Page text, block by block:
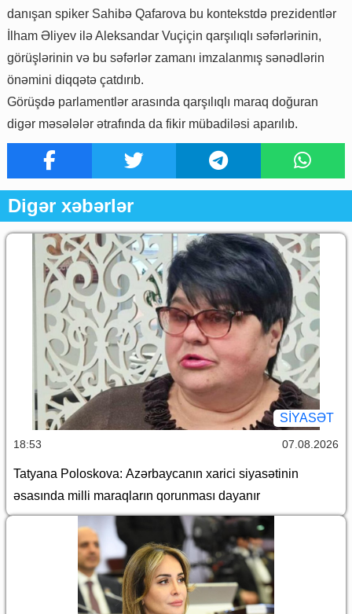
danışan spiker Sahibə Qafarova bu kontekstdə prezidentlər
İlham Əliyev ilə Aleksandar Vuçiçin qarşılıqlı səfərlərinin,
görüşlərinin və bu səfərlər zamanı imzalanmış sənədlərin
önəmini diqqətə çatdırıb.
Görüşdə parlamentlər arasında qarşılıqlı maraq doğuran
digər məsələlər ətrafında da fikir mübadiləsi aparılıb.
Digər xəbərlər
SİYASƏT
18:53 07.08.2026
Tatyana Poloskova: Azərbaycanın xarici siyasətinin
əsasında milli maraqların qorunması dayanır